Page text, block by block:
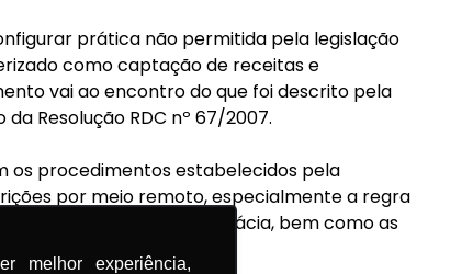
melhor experiência,
prática não permitida pela legislação
como captação de receitas e
vai ao encontro do que foi descrito pela
Resolução RDC nº 67/2007.
os procedimentos estabelecidos pela
por meio remoto, especialmente a regra
da própria farmácia, bem como as